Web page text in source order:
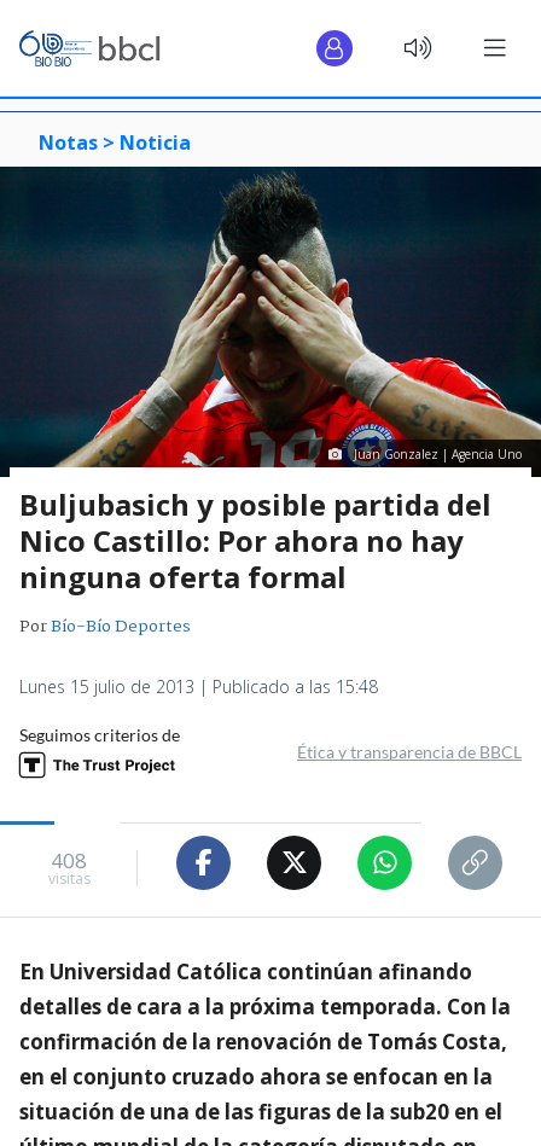
Notas > Noticia
Juan Gonzalez | Agencia Uno
Buljubasich y posible partida del
Nico Castillo: Por ahora no hay
ninguna oferta formal
PorBío-Bío Deportes
Lunes 15 julio de 2013 | Publicado a las 15:48
Seguimos criterios de
Ética y transparencia de BBCL
408
visitas
En Universidad Católica continúan afinando
detalles de cara a la próxima temporada. Con la
confirmación de la renovación de Tomás Costa,
en el conjunto cruzado ahora se enfocan en la
situación de una de las figuras de la sub20 en el